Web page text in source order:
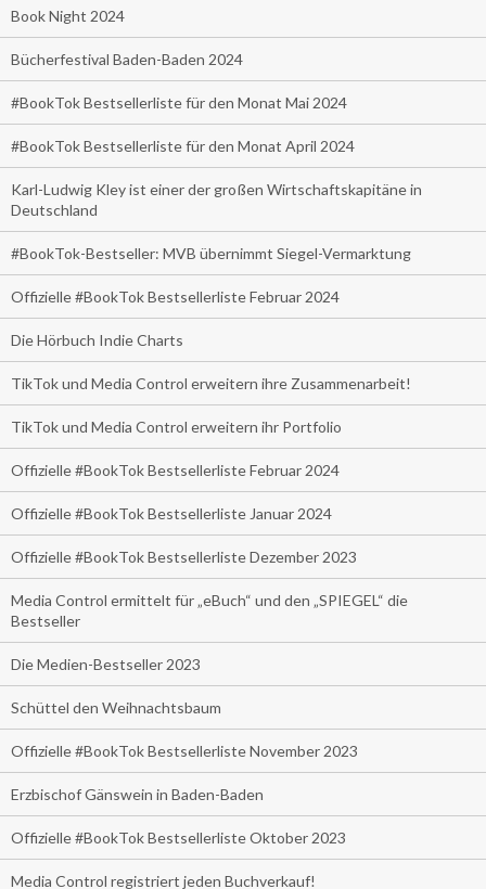
Book Night 2024
Bücherfestival Baden-Baden 2024
#BookTok Bestsellerliste für den Monat Mai 2024
#BookTok Bestsellerliste für den Monat April 2024
Karl-Ludwig Kley ist einer der großen Wirtschaftskapitäne in
Deutschland
#BookTok-Bestseller: MVB übernimmt Siegel-Vermarktung
Offizielle #BookTok Bestsellerliste Februar 2024
Die Hörbuch Indie Charts
TikTok und Media Control erweitern ihre Zusammenarbeit!
TikTok und Media Control erweitern ihr Portfolio
Offizielle #BookTok Bestsellerliste Februar 2024
Offizielle #BookTok Bestsellerliste Januar 2024
Offizielle #BookTok Bestsellerliste Dezember 2023
Media Control ermittelt für „eBuch“ und den „SPIEGEL“ die
Bestseller
Die Medien-Bestseller 2023
Schüttel den Weihnachtsbaum
Offizielle #BookTok Bestsellerliste November 2023
Erzbischof Gänswein in Baden-Baden
Offizielle #BookTok Bestsellerliste Oktober 2023
Media Control registriert jeden Buchverkauf!